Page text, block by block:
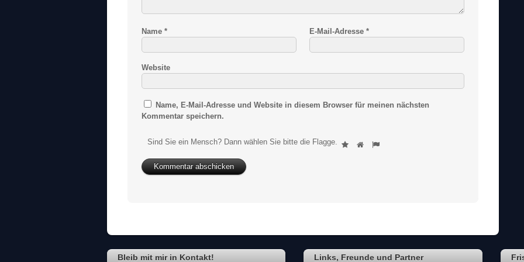
Name * E-Mail-Adresse*
Website
Name, E-Mail-Adresse und Website in diesem Browser für meinen nächsten
Kommentar speichern.
Sind Sie ein Mensch? Dann wählen Sie bitte die Flagge. S
M
Bleib mit mir in Kontakt! Links, Freunde und Partner